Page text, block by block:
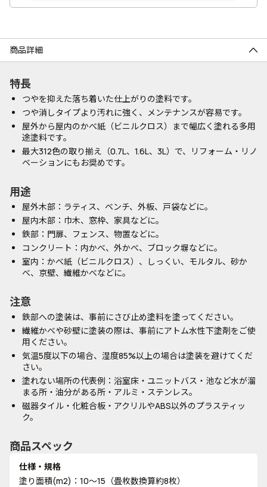
商品詳細
特長
つやを抑えた落ち着いた仕上がりの塗料です。
つや消しタイプより汚れに強く、メンテナンスが容易です。
屋外から屋内のかべ紙（ビニルクロス）まで幅広く塗れる多用
途塗料です。
最大312色の取り揃え（0.7L、1.6L、3L）で、リフォーム・リノ
ベーションにもお奨めです。
用途
屋外木部：ラティス、ベンチ、外板、戸袋などに。
屋内木部：巾木、窓枠、家具などに。
鉄部：門扉、フェンス、物置などに。
コンクリート：内かべ、外かべ、ブロック塀などに。
室内：かべ紙（ビニルクロス）、しっくい、モルタル、砂か
べ、京壁、繊維かべなどに。
注意
鉄部への塗装は、事前にさび止め塗料を塗ってください。
繊維かべや砂壁に塗装の際は、事前にアトム水性下塗剤をご使
用ください。
気温5度以下の場合、湿度85%以上の場合は塗装を避けてくだ
さい。
塗れない場所の代表例：浴室床・ユニットバス・池など水が溜
まる所・油分がある所・アルミ・ステンレス。
磁器タイル・化粧合板・アクリルやABS以外のプラスティッ
ク。
商品スペック
仕様・規格
塗り面積(m2)：10～15（畳枚数換算約8枚）